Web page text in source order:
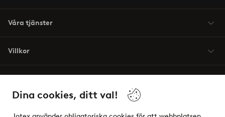
Dina cookies, ditt val!
Våra tjänster
Villkor